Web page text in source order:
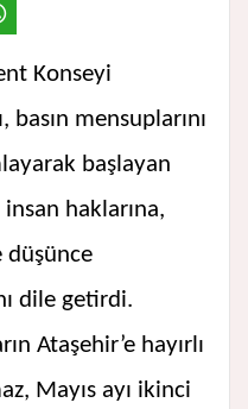
Konseyi
mensuplarını
başlayan
haklarına,
düşünce
dile getirdi.
Ataşehir’e hayırlı
Mayıs ayı ikinci